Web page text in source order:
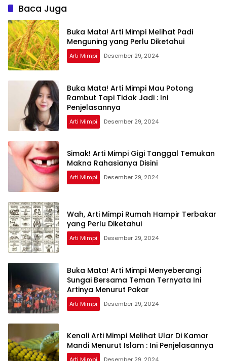
Baca Juga
Buka Mata! Arti Mimpi Melihat Padi
Menguning yang Perlu Diketahui
Arti Mimpi Desember 29, 2024
Buka Mata! Arti Mimpi Mau Potong
Rambut Tapi Tidak Jadi : Ini
Penjelasannya
Arti Mimpi Desember 29, 2024
Simak! Arti Mimpi Gigi Tanggal Temukan
Makna Rahasianya Disini
Arti Mimpi Desember 29, 2024
Wah, Arti Mimpi Rumah Hampir Terbakar
yang Perlu Diketahui
Arti Mimpi Desember 29, 2024
Buka Mata! Arti Mimpi Menyeberangi
Sungai Bersama Teman Ternyata Ini
Artinya Menurut Pakar
Arti Mimpi Desember 29, 2024
Kenali Arti Mimpi Melihat Ular Di Kamar
Mandi Menurut Islam : Ini Penjelasannya